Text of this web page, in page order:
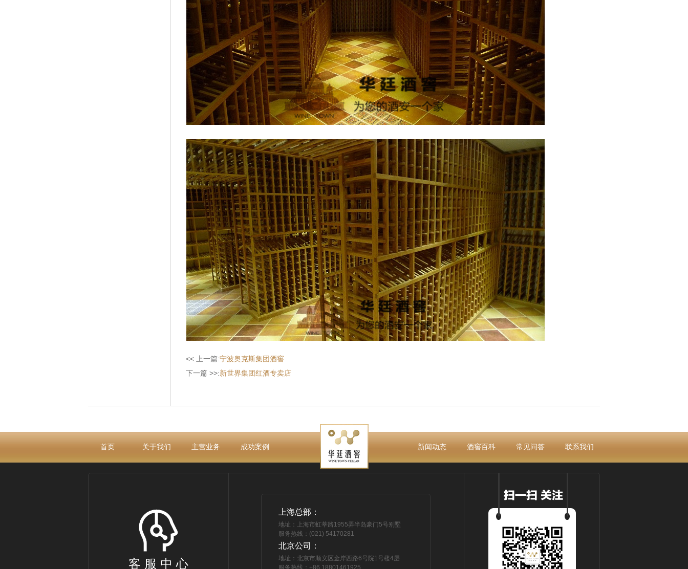
<< 上一篇:宁波奥克斯集团酒窖
下一篇 >>:新世界集团红酒专卖店
首页 关于我们 主营业务 成功案例 新闻动态 酒窖百科 常见问答 联系我们
客 服 中 心
上海总部：
地址：上海市虹莘路1955弄半岛豪门5号别墅
服务热线：(021) 54170281
北京公司：
地址：北京市顺义区金岸西路6号院1号楼4层
服务热线：+86 18801461925